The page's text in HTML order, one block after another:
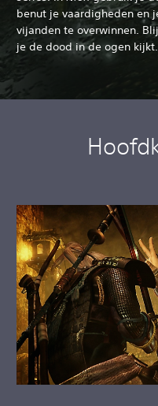
benut je vaardigheden en
vijanden te overwinnen.
je de dood in de ogen kijkt.